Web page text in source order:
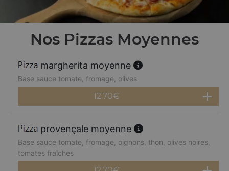
Nos Pizzas Moyennes
margherita moyenne
Base sauce tomate, fromage, olives
12.70€
provençale moyenne
Base sauce tomate, fromage, oignons, thon, olives noires,
tomates fraîches